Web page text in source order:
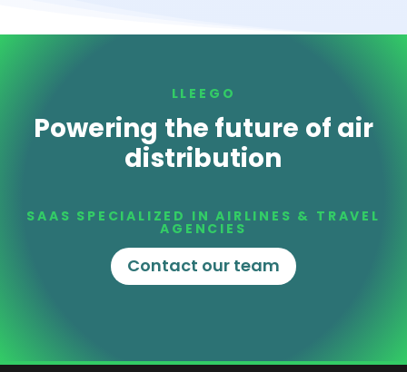
LLEEGO
Powering the future of air
distribution
SAAS SPECIALIZED IN AIRLINES & TRAVEL
AGENCIES
Contact our team